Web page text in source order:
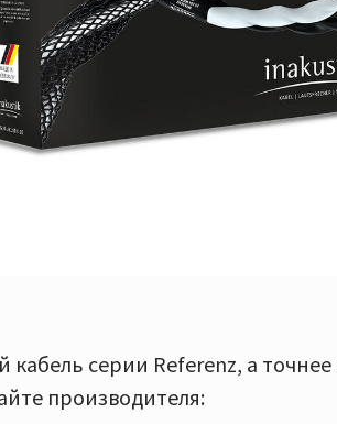
кабель серии Referenz, а точнее
производителя: